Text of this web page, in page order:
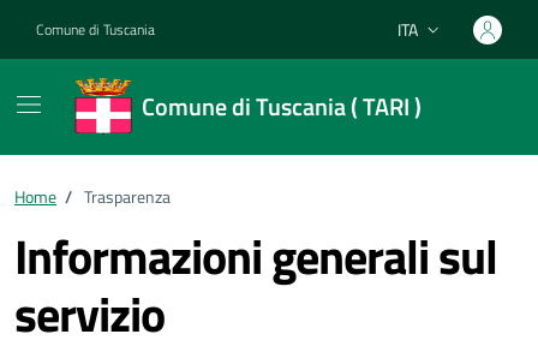
Comune di Tuscania Lingua attiva:
ITA
Comune di Tuscania ( TARI )
Home / Trasparenza
Informazioni generali sul
servizio